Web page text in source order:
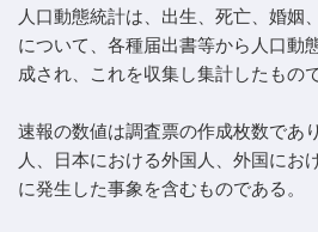
人口動態統計は、出生、死亡、婚姻
について、各種届出書等から人口動
成され、これを収集し集計したもので
速報の数値は調査票の作成枚数であ
人、日本における外国人、外国にお
に発生した事象を含むものである。